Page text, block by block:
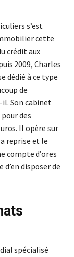
s’est
cette
crédit aux
2009, Charles
dédié à ce type
de
il. Son cabinet
des
Il opère sur
reprise et le
compte d’ores
disposer de
spécialisé